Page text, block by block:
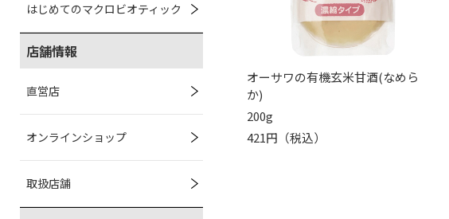
はじめてのマクロビオティック
店舗情報
直営店
オンラインショップ
取扱店舗
オーサワの有機玄米甘酒(なめら
か)
200g
421円（税込）